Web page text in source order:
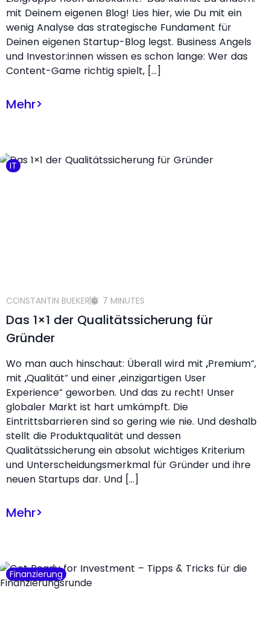
mit Deinem eigenen Blog! Lies hier, wie Du mit ein
wenig Analyse das strategische Fundament für
Deinen eigenen Startup-Blog legst. Business Angels
und Investor:innen wissen es schon lange: Wer das
Content-Game richtig spielt, […]
Mehr>
IT
CONSTANTIN BUEKER 7 MINUTES
Das 1×1 der Qualitätssicherung für
Gründer
Wo man auch hinschaut: Überall wird mit „Premium“,
mit „Qualität“ und einer „einzigartigen User
Experience“ geworben. Und das zu recht! Unser
globaler Markt ist hart umkämpft. Die
Eintrittsbarrieren sind so gering wie nie. Und deshalb
stellt die Produktqualität und dessen
Qualitätssicherung ein absolut wichtiges Kriterium
und Unterscheidungsmerkmal für Gründer und ihre
neuen Startups dar. Und […]
Mehr>
Finanzierung